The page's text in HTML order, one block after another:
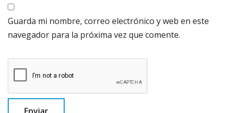
Guarda mi nombre, correo electrónico y web en este
navegador para la próxima vez que comente.